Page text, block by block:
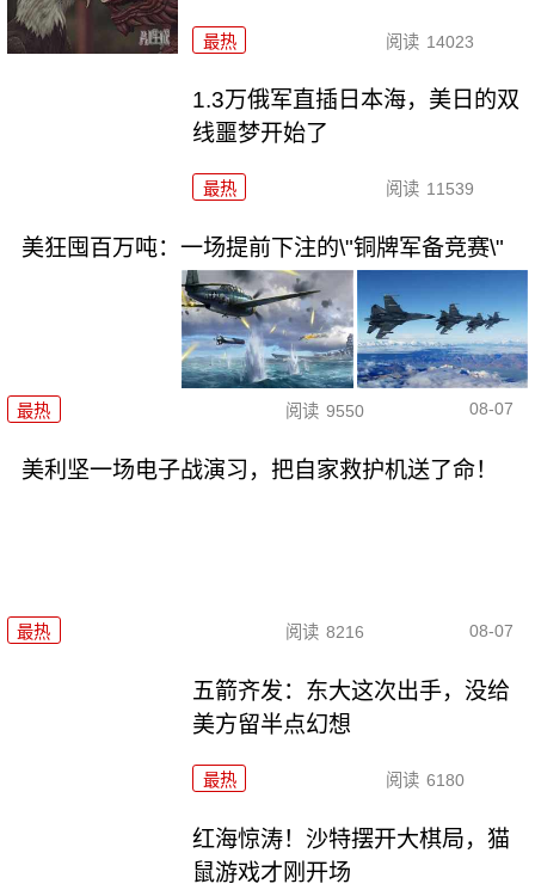
最热 阅读 14023
1.3万俄军直插日本海，美日的双
线噩梦开始了
最热 阅读 11539
美狂囤百万吨：一场提前下注的\"铜牌军备竞赛\"
最热 阅读 9550 08-07
美利坚一场电子战演习，把自家救护机送了命！
最热 阅读 8216 08-07
五箭齐发：东大这次出手，没给
美方留半点幻想
最热 阅读 6180
红海惊涛！沙特摆开大棋局，猫
鼠游戏才刚开场